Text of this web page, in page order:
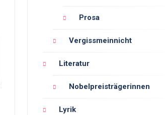
Prosa
Vergissmeinnicht
Literatur
Nobelpreisträgerinnen
Lyrik